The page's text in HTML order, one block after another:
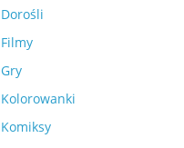
Dorośli
Filmy
Gry
Kolorowanki
Komiksy